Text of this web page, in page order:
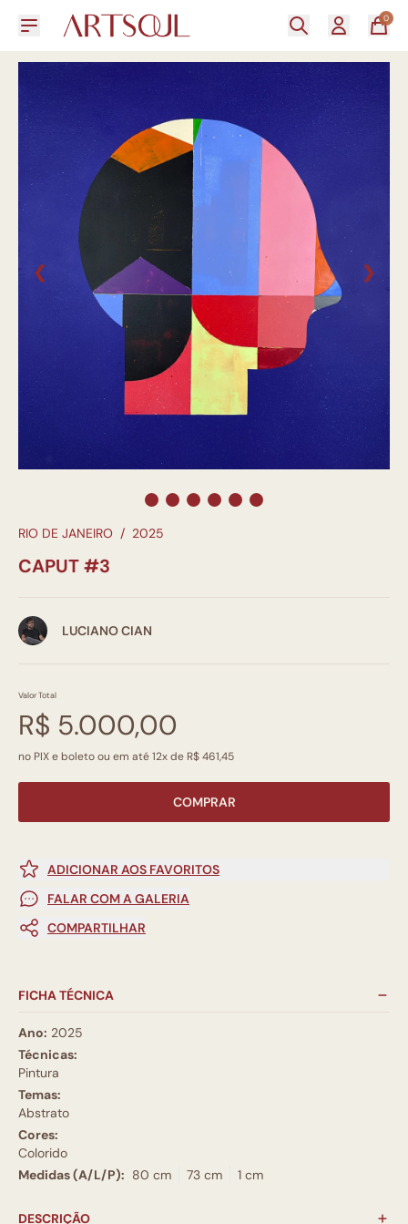
0
❮ ❯
RIO DE JANEIRO / 2025
CAPUT #3
LUCIANO CIAN
Valor Total
R$ 5.000,00
no PIX e boleto ou em até 12x de R$ 461,45
COMPRAR
ADICIONAR AOS FAVORITOS
FALAR COM A GALERIA
COMPARTILHAR
FICHA TÉCNICA
Ano: 2025
Técnicas:
Pintura
Temas:
Abstrato
Cores:
Colorido
Medidas (A/L/P): 80 cm 73 cm 1 cm
DESCRIÇÃO